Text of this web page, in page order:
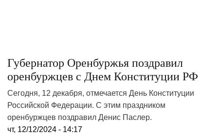
Губернатор Оренбуржья поздравил
оренбуржцев с Днем Конституции РФ
Сегодня, 12 декабря, отмечается День Конституции
Российской Федерации. С этим праздником
оренбуржцев поздравил Денис Паслер.
чт, 12/12/2024 - 14:17